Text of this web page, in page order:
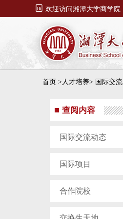
 欢迎访问湘潭大学商学院
首页 >人才培养> 国际交流
查阅内容
国际交流动态
国际项目
合作院校